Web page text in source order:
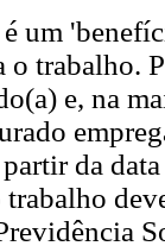
um
o trabalho.
e, na
da